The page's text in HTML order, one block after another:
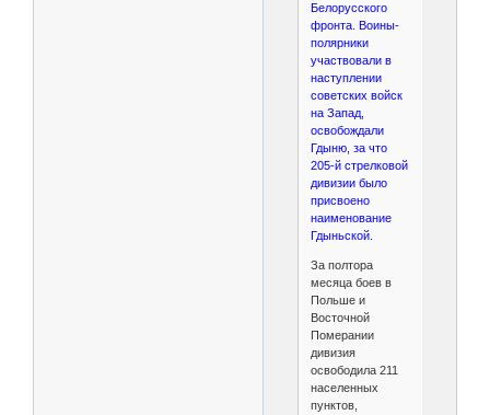
Белорусского
фронта. Воины-
полярники
участвовали в
наступлении
советских войск
на Запад,
освобождали
Гдыню, за что
205-й стрелковой
дивизии было
присвоено
наименование
Гдыньской.
За полтора
месяца боев в
Польше и
Восточной
Померании
дивизия
освободила 211
населенных
пунктов,